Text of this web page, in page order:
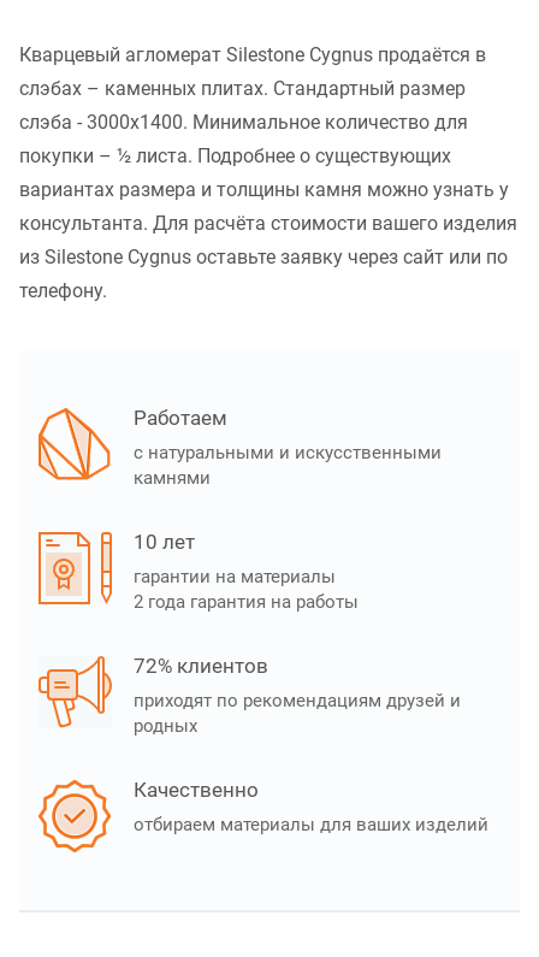
Кварцевый агломерат Silestone Cygnus продаётся в
слэбах – каменных плитах. Стандартный размер
слэба - 3000x1400. Минимальное количество для
покупки – ½ листа. Подробнее о существующих
вариантах размера и толщины камня можно узнать у
консультанта. Для расчёта стоимости вашего изделия
из Silestone Cygnus оставьте заявку через сайт или по
телефону.
Работаем
с натуральными и искусственными
камнями
10 лет
гарантии на материалы
2 года гарантия на работы
72% клиентов
приходят по рекомендациям друзей и
родных
Качественно
отбираем материалы для ваших изделий